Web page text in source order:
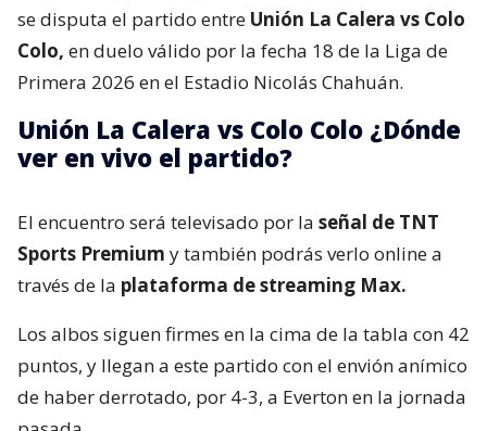
se disputa el partido entre Unión La Calera vs Colo
Colo, en duelo válido por la fecha 18 de la Liga de
Primera 2026 en el Estadio Nicolás Chahuán.
Unión La Calera vs Colo Colo ¿Dónde
ver en vivo el partido?
El encuentro será televisado por la señal de TNT
Sports Premium y también podrás verlo online a
través de la plataforma de streaming Max.
Los albos siguen firmes en la cima de la tabla con 42
puntos, y llegan a este partido con el envión anímico
de haber derrotado, por 4-3, a Everton en la jornada